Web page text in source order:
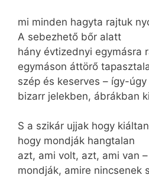
mi minden hagyta rajtuk
A sebezhető bőr alatt
hány évtizednyi egymásra
egymáson áttörő
szép és keserves – így-
bizarr jelekben, ábrákban
S a szikár ujjak hogy
hogy mondják hangtalan
azt, ami volt, azt, ami van –
mondják, amire nincsenek